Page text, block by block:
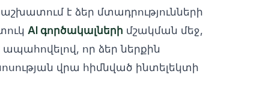
է ձեր մտադրությունների
AI գործակալների մշակման մեջ,
ապահովելով, որ ձեր ներքին
վրա հիմնված ինտելեկտի